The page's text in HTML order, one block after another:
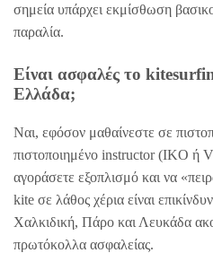
σημεία υπάρχει εκμίσθωση
παραλία.
Είναι ασφαλές το
Ελλάδα;
Ναι, εφόσον μαθαίνεστε σε
πιστοποιημένο instructor (IKO ή
αγοράσετε εξοπλισμό και να
kite σε λάθος χέρια είναι
Χαλκιδική, Πάρο και Λευκάδα
πρωτόκολλα ασφαλείας.